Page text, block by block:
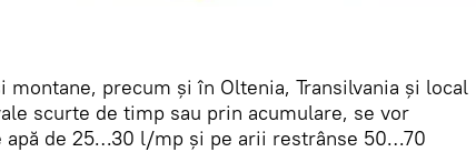
montane, precum și în Oltenia, Transilvania și local
scurte de timp sau prin acumulare, se vor
apă de 25…30 l/mp și pe arii restrânse 50…70